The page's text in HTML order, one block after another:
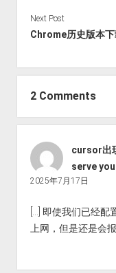
Next Post
Chrome历史版本下
2 Comments
cursor出
serve
2025年7月17日
[…] 即使我们已经
上网，但是还是会